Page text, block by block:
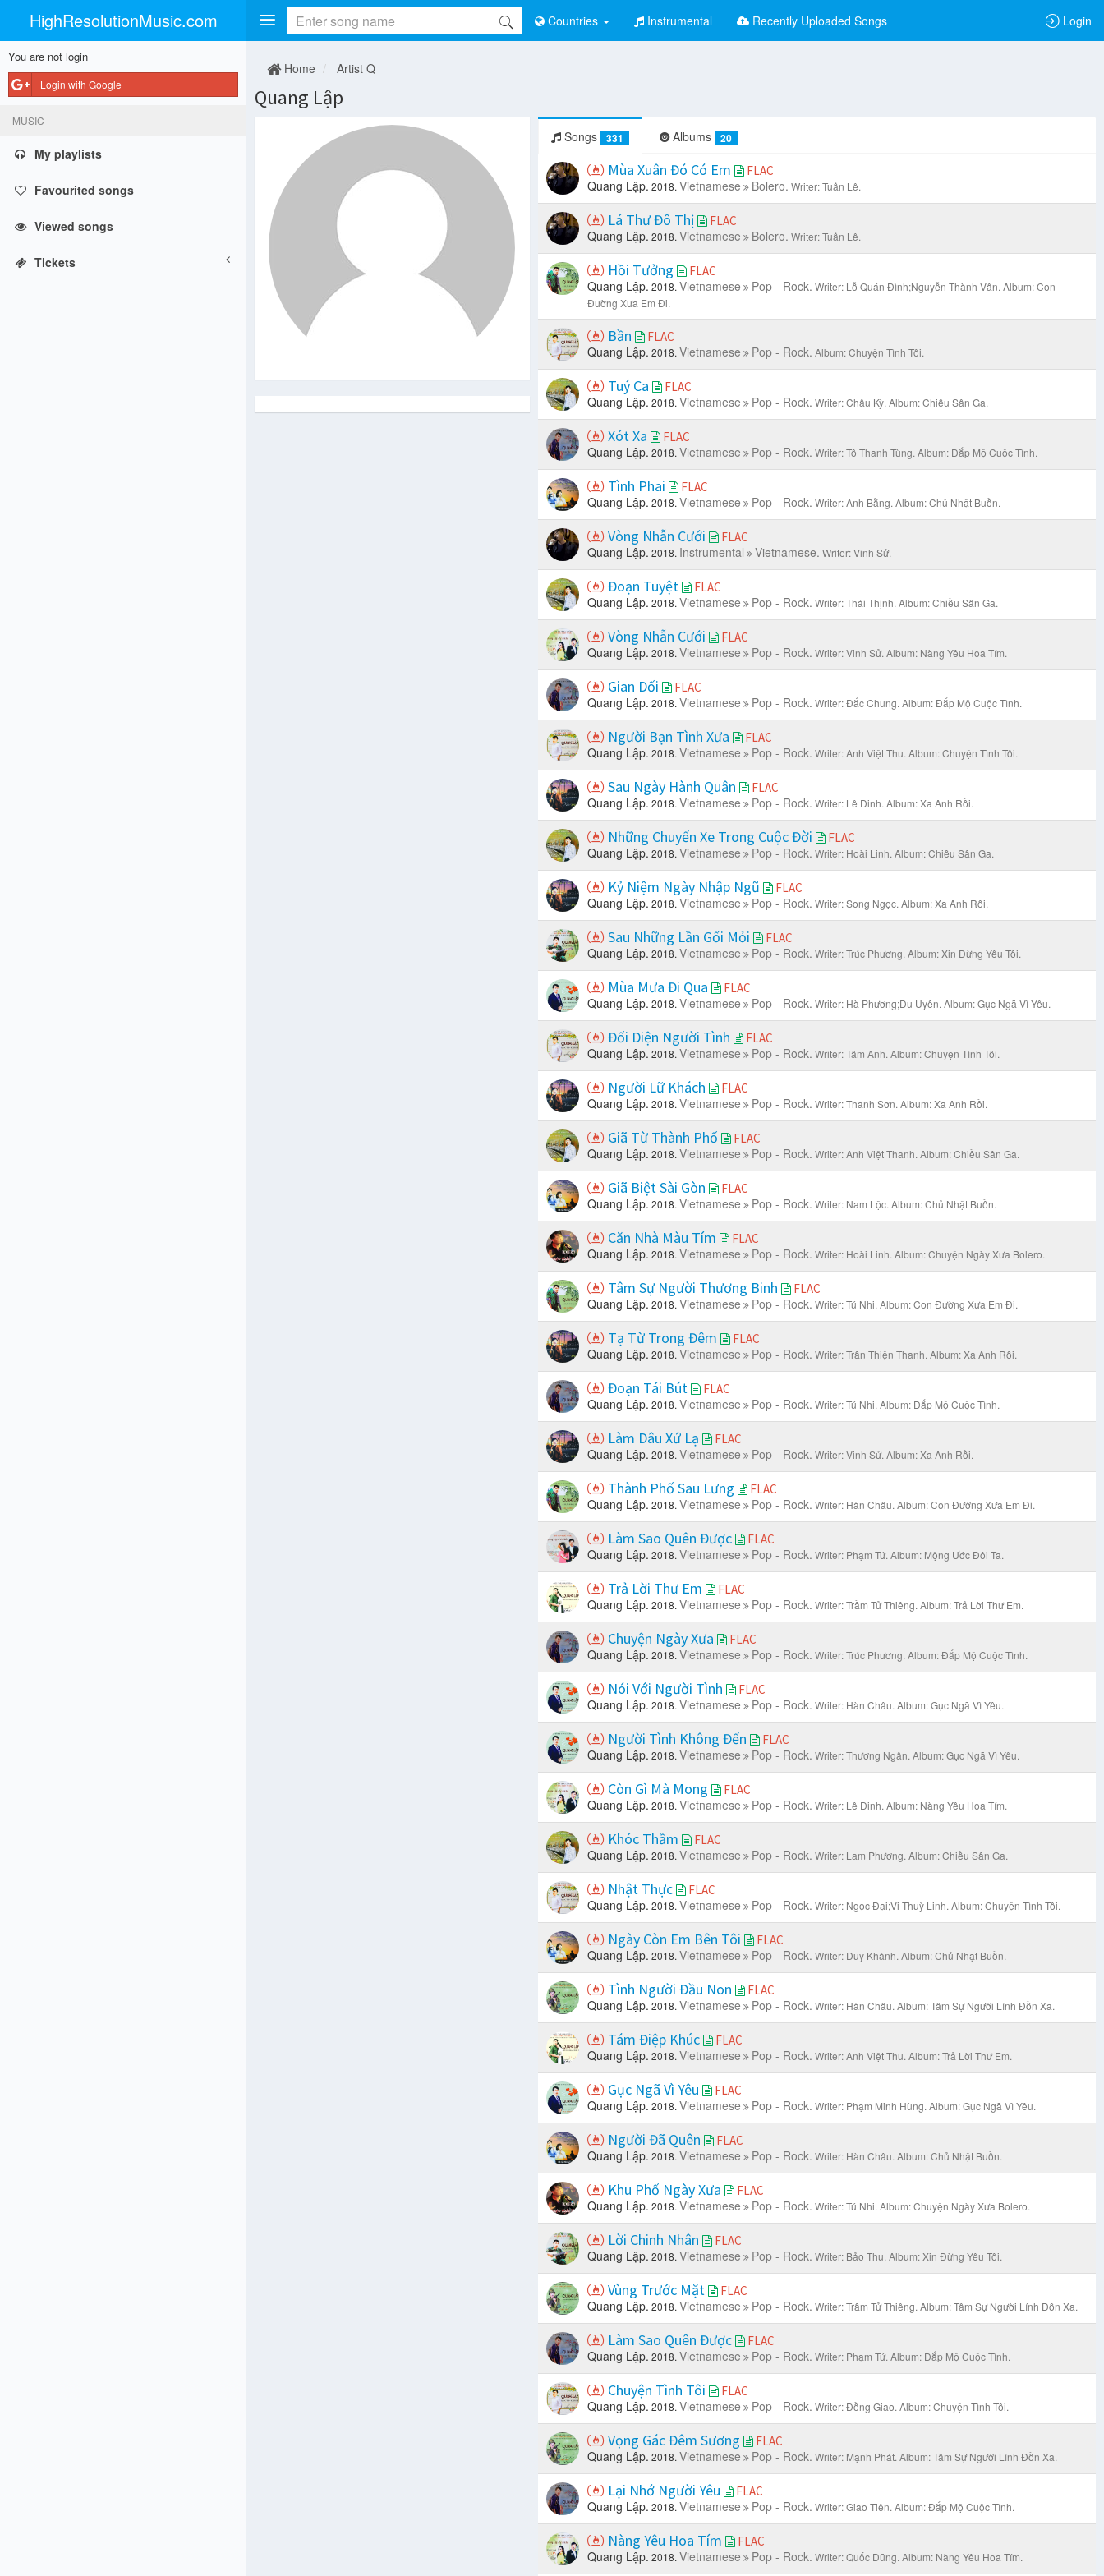
HighResolutionMusic.com Countries Instrumental Recently Uploaded Songs Login
You are not login
Login with Google
MUSIC
My playlists
Favourited songs
Viewed songs
Tickets
Home Artist Q
Quang Lập
Songs 331 Albums 20
Mùa Xuân Đó Có Em FLAC
Quang Lập. 2018. Vietnamese Bolero. Writer: Tuấn Lê.
Lá Thư Đô Thị FLAC
Quang Lập. 2018. Vietnamese Bolero. Writer: Tuấn Lê.
Hồi Tưởng FLAC
Quang Lập. 2018. Vietnamese Pop - Rock. Writer: Lỗ Quán Đình;Nguyễn Thành Vân. Album: Con
Đường Xưa Em Đi.
Bần FLAC
Quang Lập. 2018. Vietnamese Pop - Rock. Album: Chuyện Tình Tôi.
Tuý Ca FLAC
Quang Lập. 2018. Vietnamese Pop - Rock. Writer: Châu Kỳ. Album: Chiều Sân Ga.
Xót Xa FLAC
Quang Lập. 2018. Vietnamese Pop - Rock. Writer: Tô Thanh Tùng. Album: Đắp Mộ Cuộc Tình.
Tình Phai FLAC
Quang Lập. 2018. Vietnamese Pop - Rock. Writer: Anh Bằng. Album: Chủ Nhật Buồn.
Vòng Nhẫn Cưới FLAC
Quang Lập. 2018. Instrumental Vietnamese. Writer: Vinh Sử.
Đoạn Tuyệt FLAC
Quang Lập. 2018. Vietnamese Pop - Rock. Writer: Thái Thịnh. Album: Chiều Sân Ga.
Vòng Nhẫn Cưới FLAC
Quang Lập. 2018. Vietnamese Pop - Rock. Writer: Vinh Sử. Album: Nàng Yêu Hoa Tím.
Gian Dối FLAC
Quang Lập. 2018. Vietnamese Pop - Rock. Writer: Đắc Chung. Album: Đắp Mộ Cuộc Tình.
Người Bạn Tình Xưa FLAC
Quang Lập. 2018. Vietnamese Pop - Rock. Writer: Anh Việt Thu. Album: Chuyện Tình Tôi.
Sau Ngày Hành Quân FLAC
Quang Lập. 2018. Vietnamese Pop - Rock. Writer: Lê Dinh. Album: Xa Anh Rồi.
Những Chuyến Xe Trong Cuộc Đời FLAC
Quang Lập. 2018. Vietnamese Pop - Rock. Writer: Hoài Linh. Album: Chiều Sân Ga.
Kỷ Niệm Ngày Nhập Ngũ FLAC
Quang Lập. 2018. Vietnamese Pop - Rock. Writer: Song Ngọc. Album: Xa Anh Rồi.
Sau Những Lần Gối Mỏi FLAC
Quang Lập. 2018. Vietnamese Pop - Rock. Writer: Trúc Phương. Album: Xin Đừng Yêu Tôi.
Mùa Mưa Đi Qua FLAC
Quang Lập. 2018. Vietnamese Pop - Rock. Writer: Hà Phương;Du Uyên. Album: Gục Ngã Vì Yêu.
Đối Diện Người Tình FLAC
Quang Lập. 2018. Vietnamese Pop - Rock. Writer: Tâm Anh. Album: Chuyện Tình Tôi.
Người Lữ Khách FLAC
Quang Lập. 2018. Vietnamese Pop - Rock. Writer: Thanh Sơn. Album: Xa Anh Rồi.
Giã Từ Thành Phố FLAC
Quang Lập. 2018. Vietnamese Pop - Rock. Writer: Anh Việt Thanh. Album: Chiều Sân Ga.
Giã Biệt Sài Gòn FLAC
Quang Lập. 2018. Vietnamese Pop - Rock. Writer: Nam Lộc. Album: Chủ Nhật Buồn.
Căn Nhà Màu Tím FLAC
Quang Lập. 2018. Vietnamese Pop - Rock. Writer: Hoài Linh. Album: Chuyện Ngày Xưa Bolero.
Tâm Sự Người Thương Binh FLAC
Quang Lập. 2018. Vietnamese Pop - Rock. Writer: Tú Nhi. Album: Con Đường Xưa Em Đi.
Tạ Từ Trong Đêm FLAC
Quang Lập. 2018. Vietnamese Pop - Rock. Writer: Trần Thiện Thanh. Album: Xa Anh Rồi.
Đoạn Tái Bút FLAC
Quang Lập. 2018. Vietnamese Pop - Rock. Writer: Tú Nhi. Album: Đắp Mộ Cuộc Tình.
Làm Dâu Xứ Lạ FLAC
Quang Lập. 2018. Vietnamese Pop - Rock. Writer: Vinh Sử. Album: Xa Anh Rồi.
Thành Phố Sau Lưng FLAC
Quang Lập. 2018. Vietnamese Pop - Rock. Writer: Hàn Châu. Album: Con Đường Xưa Em Đi.
Làm Sao Quên Được FLAC
Quang Lập. 2018. Vietnamese Pop - Rock. Writer: Phạm Tứ. Album: Mộng Ước Đôi Ta.
Trả Lời Thư Em FLAC
Quang Lập. 2018. Vietnamese Pop - Rock. Writer: Trầm Tử Thiêng. Album: Trả Lời Thư Em.
Chuyện Ngày Xưa FLAC
Quang Lập. 2018. Vietnamese Pop - Rock. Writer: Trúc Phương. Album: Đắp Mộ Cuộc Tình.
Nói Với Người Tình FLAC
Quang Lập. 2018. Vietnamese Pop - Rock. Writer: Hàn Châu. Album: Gục Ngã Vì Yêu.
Người Tình Không Đến FLAC
Quang Lập. 2018. Vietnamese Pop - Rock. Writer: Thương Ngân. Album: Gục Ngã Vì Yêu.
Còn Gì Mà Mong FLAC
Quang Lập. 2018. Vietnamese Pop - Rock. Writer: Lê Dinh. Album: Nàng Yêu Hoa Tím.
Khóc Thầm FLAC
Quang Lập. 2018. Vietnamese Pop - Rock. Writer: Lam Phương. Album: Chiều Sân Ga.
Nhật Thực FLAC
Quang Lập. 2018. Vietnamese Pop - Rock. Writer: Ngọc Đại;Vi Thuỳ Linh. Album: Chuyện Tình Tôi.
Ngày Còn Em Bên Tôi FLAC
Quang Lập. 2018. Vietnamese Pop - Rock. Writer: Duy Khánh. Album: Chủ Nhật Buồn.
Tình Người Đầu Non FLAC
Quang Lập. 2018. Vietnamese Pop - Rock. Writer: Hàn Châu. Album: Tâm Sự Người Lính Đồn Xa.
Tám Điệp Khúc FLAC
Quang Lập. 2018. Vietnamese Pop - Rock. Writer: Anh Việt Thu. Album: Trả Lời Thư Em.
Gục Ngã Vì Yêu FLAC
Quang Lập. 2018. Vietnamese Pop - Rock. Writer: Phạm Minh Hùng. Album: Gục Ngã Vì Yêu.
Người Đã Quên FLAC
Quang Lập. 2018. Vietnamese Pop - Rock. Writer: Hàn Châu. Album: Chủ Nhật Buồn.
Khu Phố Ngày Xưa FLAC
Quang Lập. 2018. Vietnamese Pop - Rock. Writer: Tú Nhi. Album: Chuyện Ngày Xưa Bolero.
Lời Chinh Nhân FLAC
Quang Lập. 2018. Vietnamese Pop - Rock. Writer: Bảo Thu. Album: Xin Đừng Yêu Tôi.
Vùng Trước Mặt FLAC
Quang Lập. 2018. Vietnamese Pop - Rock. Writer: Trầm Tử Thiêng. Album: Tâm Sự Người Lính Đồn Xa.
Làm Sao Quên Được FLAC
Quang Lập. 2018. Vietnamese Pop - Rock. Writer: Phạm Tứ. Album: Đắp Mộ Cuộc Tình.
Chuyện Tình Tôi FLAC
Quang Lập. 2018. Vietnamese Pop - Rock. Writer: Đồng Giao. Album: Chuyện Tình Tôi.
Vọng Gác Đêm Sương FLAC
Quang Lập. 2018. Vietnamese Pop - Rock. Writer: Mạnh Phát. Album: Tâm Sự Người Lính Đồn Xa.
Lại Nhớ Người Yêu FLAC
Quang Lập. 2018. Vietnamese Pop - Rock. Writer: Giao Tiên. Album: Đắp Mộ Cuộc Tình.
Nàng Yêu Hoa Tím FLAC
Quang Lập. 2018. Vietnamese Pop - Rock. Writer: Quốc Dũng. Album: Nàng Yêu Hoa Tím.